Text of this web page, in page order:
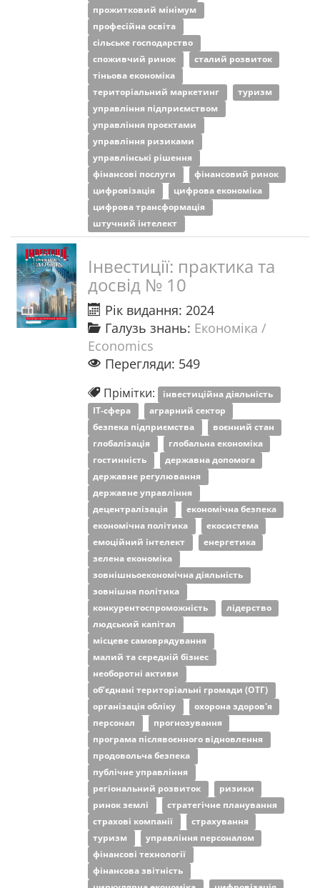
прожитковий мінімум
професійна освіта
сільське господарство
споживчий ринок
сталий розвиток
тіньова економіка
територіальний маркетинг
туризм
управління підприємством
управління проєктами
управління ризиками
управлінські рішення
фінансові послуги
фінансовий ринок
цифровізація
цифрова економіка
цифрова трансформація
штучний інтелект
Інвестиції: практика та
досвід № 10
Рік видання: 2024
Галузь знань: Економіка /
Economics
Перегляди: 549
Прімітки: інвестиційна діяльність
ІТ-сфера
аграрний сектор
безпека підприємства
воєнний стан
глобалізація
глобальна економіка
гостинність
державна допомога
державне регулювання
державне управління
децентралізація
економічна безпека
економічна політика
екосистема
емоційний інтелект
енергетика
зелена економіка
зовнішньоекономічна діяльність
зовнішня політика
конкурентоспроможність
лідерство
людський капітал
місцеве самоврядування
малий та середній бізнес
необоротні активи
об’єднані територіальні громади (ОТГ)
організація обліку
охорона здоров'я
персонал
прогнозування
програма післявоєнного відновлення
продовольча безпека
публічне управління
регіональний розвиток
ризики
ринок землі
стратегічне планування
страхові компанії
страхування
туризм
управління персоналом
фінансові технології
фінансова звітність